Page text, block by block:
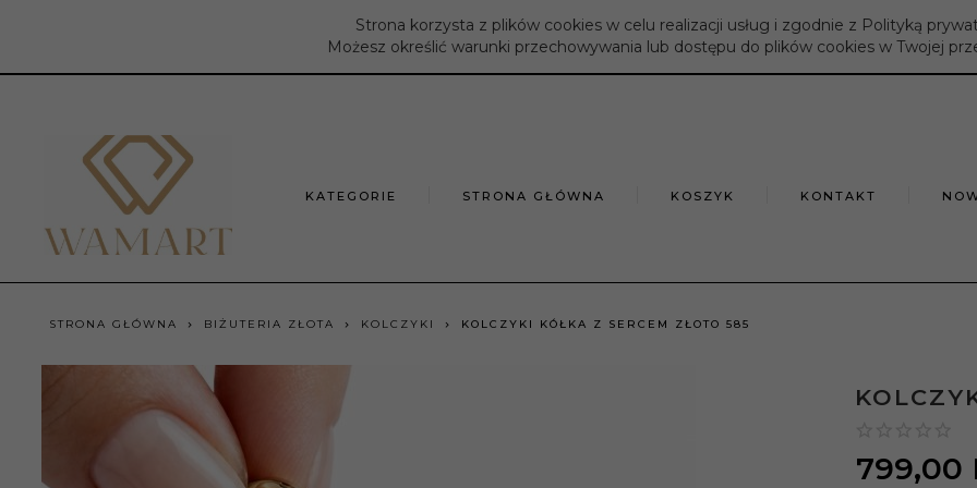
Strona korzysta z plików cookies w celu realizacji usług i zgodnie z Polityką
Możesz określić warunki przechowywania lub dostępu do plików cookies w Twojej
KATEGORIE STRONA GŁÓWNA KOSZYK KONTAKT
STRONA GŁÓWNA BIŻUTERIA ZŁOTA KOLCZYKI KOLCZYKI KÓŁKA Z SERCEM ZŁOTO 585
799,00